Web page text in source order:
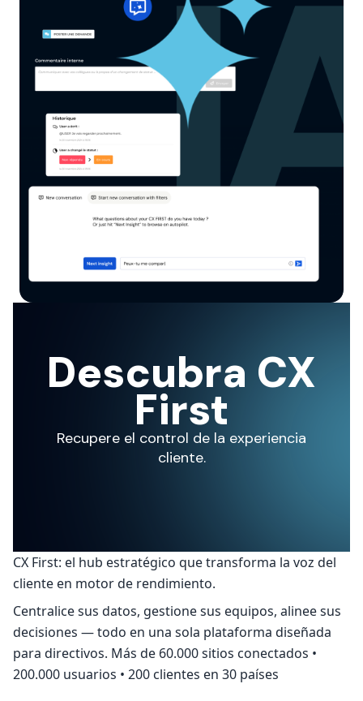
Descubra CX
First
Recupere el control de la experiencia
cliente.
CX First: el hub estratégico que transforma la voz del
cliente en motor de rendimiento.
Centralice sus datos, gestione sus equipos, alinee sus
decisiones — todo en una sola plataforma diseñada
para directivos. Más de 60.000 sitios conectados •
200.000 usuarios • 200 clientes en 30 países